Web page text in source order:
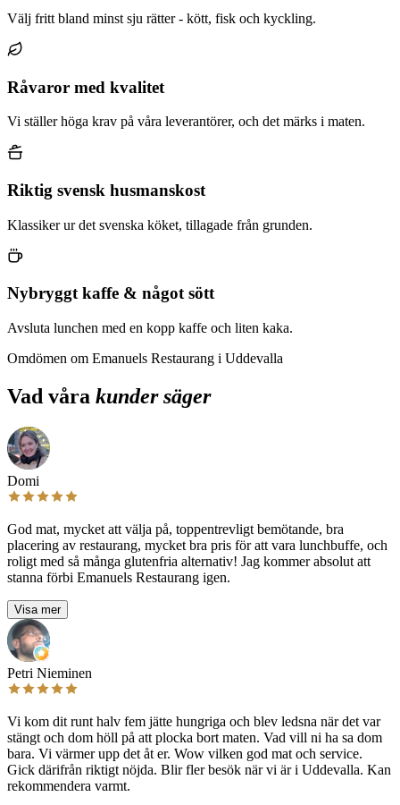
Välj fritt bland minst sju rätter - kött, fisk och kyckling.
Råvaror med kvalitet
Vi ställer höga krav på våra leverantörer, och det märks i maten.
Riktig svensk husmanskost
Klassiker ur det svenska köket, tillagade från grunden.
Nybryggt kaffe & något sött
Avsluta lunchen med en kopp kaffe och liten kaka.
Omdömen om Emanuels Restaurang i Uddevalla
Vad våra kunder säger
Domi
God mat, mycket att välja på, toppentrevligt bemötande, bra
placering av restaurang, mycket bra pris för att vara lunchbuffe, och
roligt med så många glutenfria alternativ! Jag kommer absolut att
stanna förbi Emanuels Restaurang igen.
Visa mer
Petri Nieminen
Vi kom dit runt halv fem jätte hungriga och blev ledsna när det var
stängt och dom höll på att plocka bort maten. Vad vill ni ha sa dom
bara. Vi värmer upp det åt er. Wow vilken god mat och service.
Gick därifrån riktigt nöjda. Blir fler besök när vi är i Uddevalla. Kan
rekommendera varmt.